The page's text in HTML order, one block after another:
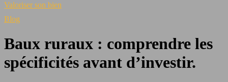
Valoriser son bien
Blog
Baux ruraux : comprendre les
spécificités avant d’investir.